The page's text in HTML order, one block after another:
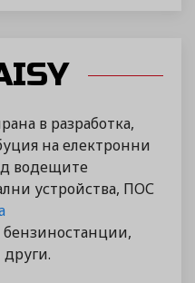
в разработка,
на електронни
водещите
устройства, ПОС
бензиностанции,